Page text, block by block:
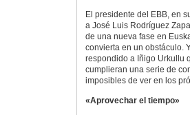
El presidente del EBB, en
a José Luis Rodríguez
de una nueva fase en
convierta en un obstáculo.
respondido a Iñigo Urkullu
cumplieran una serie de
imposibles de ver en los
«Aprovechar el tiempo»